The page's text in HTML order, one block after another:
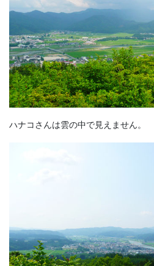
ハナコさんは雲の中で見えません。